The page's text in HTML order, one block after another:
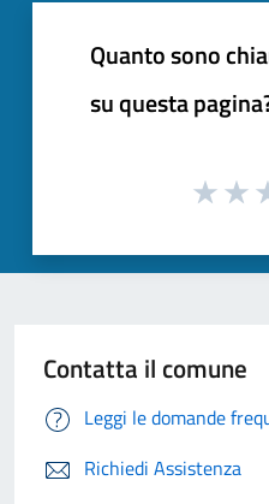
Quanto sono
su questa
Contatta il comune
Leggi le domande
Richiedi Assistenza